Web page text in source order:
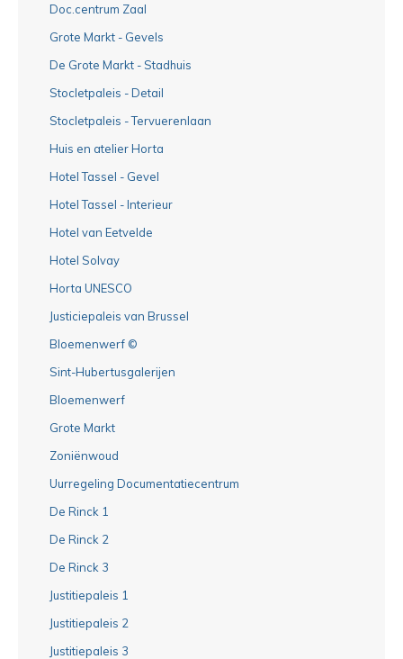
Doc.centrum Zaal
Grote Markt - Gevels
De Grote Markt - Stadhuis
Stocletpaleis - Detail
Stocletpaleis - Tervuerenlaan
Huis en atelier Horta
Hotel Tassel - Gevel
Hotel Tassel - Interieur
Hotel van Eetvelde
Hotel Solvay
Horta UNESCO
Justiciepaleis van Brussel
Bloemenwerf ©
Sint-Hubertusgalerijen
Bloemenwerf
Grote Markt
Zoniënwoud
Uurregeling Documentatiecentrum
De Rinck 1
De Rinck 2
De Rinck 3
Justitiepaleis 1
Justitiepaleis 2
Justitiepaleis 3